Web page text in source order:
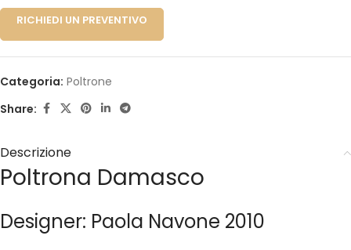
RICHIEDI UN PREVENTIVO
Categoria: Poltrone
Share:
Descrizione
Poltrona Damasco
Designer: Paola Navone 2010